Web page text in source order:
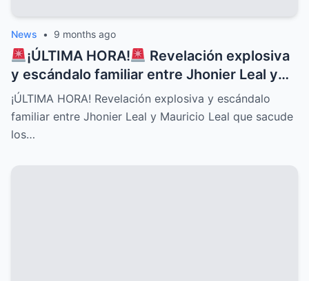
News • 9 months ago
¡ÚLTIMA HORA!
Revelación explosiva
y escándalo familiar entre Jhonier Leal y
Mauricio Leal que sacude los cimientos de
su historia personal, secretos ocultos y
conflictos desgarradores que nadie
¡ÚLTIMA HORA! Revelación explosiva y escándalo
familiar entre Jhonier Leal y Mauricio Leal que sacude
los…